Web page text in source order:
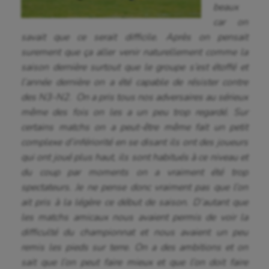
Escrime
Fitness
Flag football
Football américain
Futsal
Gymnastique
Gymnastique rythmique
Haltérophilie
Handisport
beaux
car on
savait que ce serait difficile. Après on pensait
surement que ça aller venir naturellement comme la
saison dernière surtout que le groupe s’est étoffé et
l’année dernière on a été capable de résister contre
des N3-N2. On a pris tous nos adversaires au sérieux
même des fois on les a un peu trop regardé. Sur
certains matchs on a peut-être même fait un petit
complexe d’infériorité en se disant ils ont des joueurs
qui ont joué plus haut, ils sont habitués à ce niveau et
du coup par moments on a vraiment été trop
spectateurs. Je ne pense donc vraiment pas que l’on
ait pris à la légère ce début de saison. D’autant que
les matchs amicaux nous avaient permis de voir la
difficulté du championnat et nous avaient un peu
remis les pieds sur terre. On a des ambitions et on
sait que l’on peut faire mieux et que l’on doit faire